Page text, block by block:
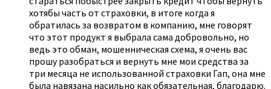
хотябы часть от страховки, в итоге когда я
обратилась за возвратом в компанию, мне говорят
что этот продукт я выбрала сама добровольно, но
ведь это обман, мошенническая схема, я очень вас
прошу разобраться и вернуть мне мои средства за
три месяца не использованной страховки Гап, она мне
была навязана насильно как обязательная, благодарю.